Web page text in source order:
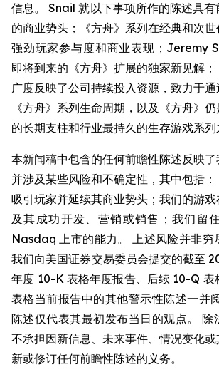
信息。 Snail 就以下事项所作的陈述具
的商业势头；《方舟》系列在经典和次
强劲玩家参与度和商业表现；Jeremy
即将到来的《方舟》扩展的独家新见解
广度反映了公司持续投入资源，致力于
《方舟》系列生命周期，以及《方舟》
的长期支柱和行业最持久的生存游戏系列
本新闻稿中包含的任何前瞻性陈述反映了
并涉及某些风险和不确定性，其中包括
吸引玩家并延续其商业势头；我们的游
及其成功开发、营销或销售；我们留
Nasdaq 上市的能力。 上述风险并非穷
我们向美国证券交易委员会提交的截至
年度 10-K 表格年度报告、后续 10-Q
表格当前报告中的其他警示性陈述一并
陈述仅代表其最初发布当日的观点。 除
不承担因新信息、未来事件、情况变化
新或修订任何前瞻性陈述的义务。